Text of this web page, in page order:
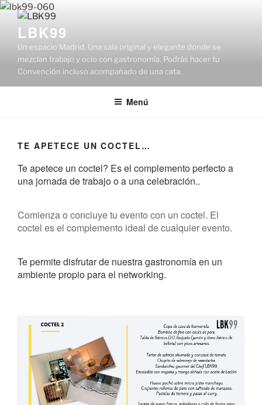
Saltar
contenidoLBK99
Un espacio Madrid. Una sala original y elegante donde se
mezclan trabajo y ocio con gastronomía. Podrás hacer tu
Convención incluso acompañado de una cata.
Menú
TE APETECE UN COCTEL…
Te apetece un coctel? Es el complemento perfecto a
una jornada de trabajo o a una celebración..
Comienza o concluye tu evento con un coctel. El
coctel es el complemento ideal de cualquier evento.
Te permite disfrutar de nuestra gastronomía en un
ambiente propio para el networking.